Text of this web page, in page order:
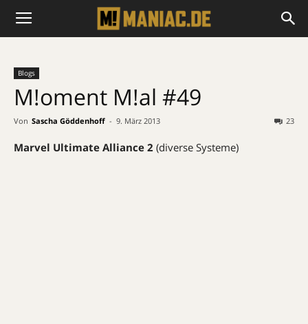
Blogs
M!oment M!al #49
Von Sascha Göddenhoff - 9. März 2013 23
Marvel Ultimate Alliance 2 (diverse Systeme)